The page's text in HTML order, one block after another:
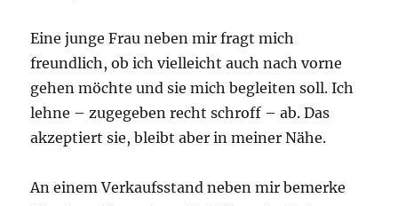
Eine junge Frau neben mir fragt mich
freundlich, ob ich vielleicht auch nach vorne
gehen möchte und sie mich begleiten soll. Ich
lehne – zugegeben recht schroff – ab. Das
akzeptiert sie, bleibt aber in meiner Nähe.
An einem Verkaufsstand neben mir bemerke